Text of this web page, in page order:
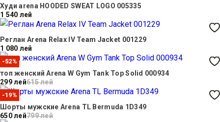
Худи arena HOODED SWEAT LOGO 005335
1 540 лей
Реглан Arena Relax IV Team Jacket 001229
1 080 лей
-52%
топ женский Arena W Gym Tank Top Solid 000934
299 лей615 лей
-19%
Шорты мужские Arena TL Bermuda 1D349
650 лей799 лей